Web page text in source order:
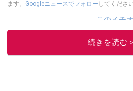
ます。 Googleニュースでフォロー してくださ
このイチ
続きを読む＞